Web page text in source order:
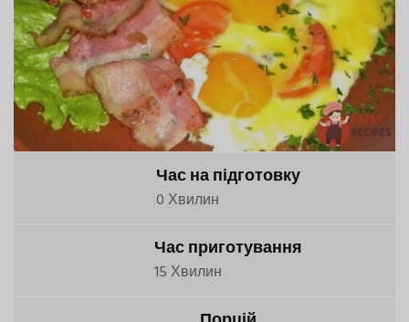
Час на підготовку
0 Хвилин
Час приготування
15 Хвилин